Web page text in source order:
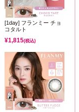
[1day] フランミー チョ
コタルト
¥1,815(税込)